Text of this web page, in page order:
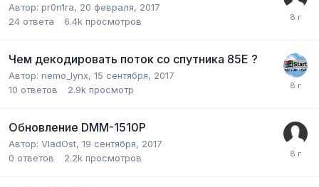
Автор: pr0n1ra, 20 февраля, 2017
24 ответа 6.4k просмотров
Чем декодировать поток со спутника 85Е ?
Автор: nemo_lynx, 15 сентября, 2017
10 ответов 2.9k просмотр
Обновление DMM-1510P
Автор: VladOst, 19 сентября, 2017
0 ответов 2.2k просмотров